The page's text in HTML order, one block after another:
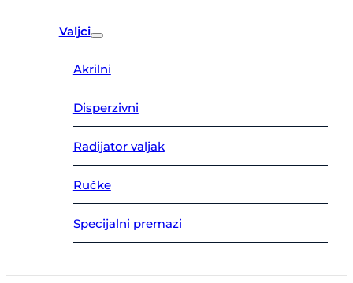
Valjci
Akrilni
Disperzivni
Radijator valjak
Ručke
Specijalni premazi